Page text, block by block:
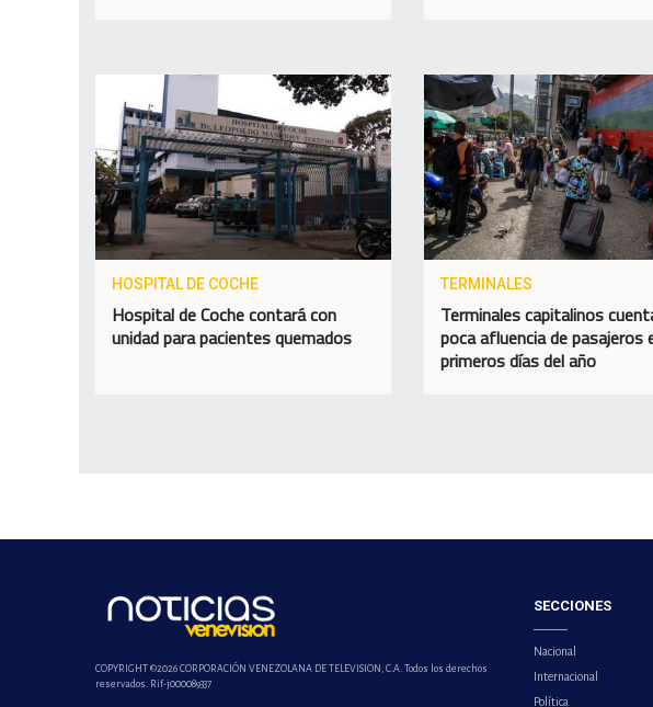
HOSPITAL DE COCHE
Hospital de Coche contará con
unidad para pacientes quemados
TERMINALES
Terminales capitalinos
poca afluencia de pasajeros
primeros días del año
COPYRIGHT ©2026 CORPORACIÓN VENEZOLANA DE TELEVISION, C.A. Todos los derechos
reservados. Rif-j000089337
SECCIONES
Nacional
Internacional
Política